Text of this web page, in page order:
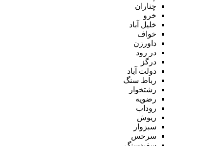
چناران
خرو
خلیل آباد
خواف
داورزن
در رود
درگز
دولت آباد
رباط سنگ
رشتخوار
رضویه
روداب
ریوش
سبزوار
سرخس